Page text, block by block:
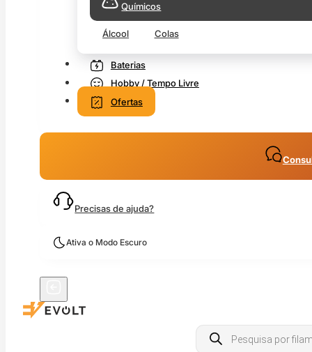
Químicos
Álcool Colas
Baterias
Hobby / Tempo Livre
Ofertas
Precisas de ajuda?
Ativa o Modo Escuro
Products
search